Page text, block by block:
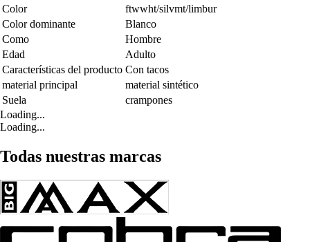
Color
ftwwht/silvmt/limbur
Color dominante
Blanco
Como
Hombre
Edad
Adulto
Características del producto Con tacos
material principal
material sintético
Suela
crampones
Loading...
Loading...
Todas nuestras marcas